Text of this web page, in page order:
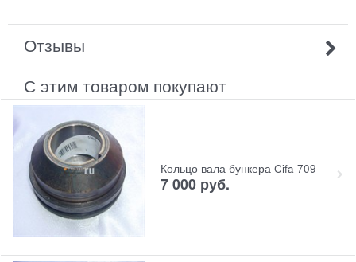
Отзывы
С этим товаром покупают
Кольцо вала бункера Cifa 709
7 000 руб.